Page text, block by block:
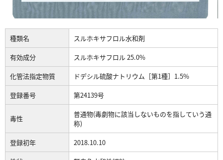
種類名
スルホキサフロル水和剤
有効成分
スルホキサフロル 25.0%
化管法指定物質
ドデシル硫酸ナトリウム［第1種］1.5%
登録番号
第24139号
毒性
普通物(毒劇物に該当しないものを指していう通
称)
登録初年
2018.10.10